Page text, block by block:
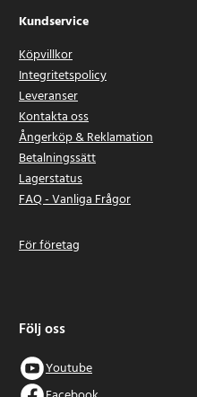
Kundservice
Köpvillkor
Integritetspolicy
Leveranser
Kontakta oss
Ångerköp & Reklamation
Betalningssätt
Lagerstatus
FAQ - Vanliga Frågor
För företag
Följ oss
Youtube